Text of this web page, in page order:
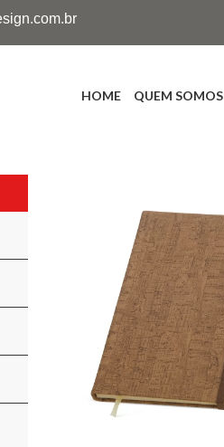
HOME QUEM SOMOS